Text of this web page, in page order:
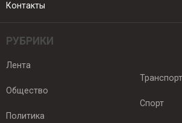
Контакты
РУБРИКИ
Лента
Общество
Политика
Транспорт
Спорт